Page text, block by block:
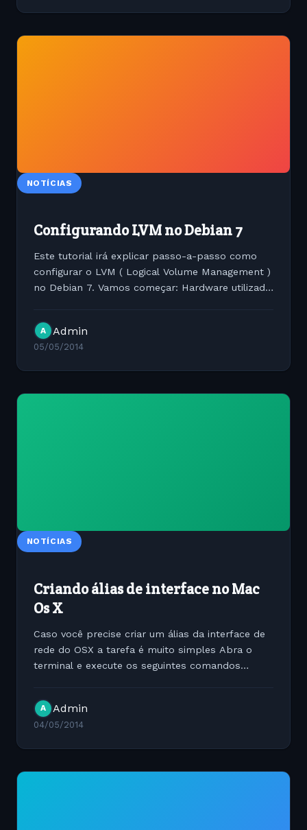
NOTÍCIAS
Configurando LVM no Debian 7
Este tutorial irá explicar passo-a-passo como
configurar o LVM ( Logical Volume Management )
no Debian 7. Vamos começar: Hardware utilizado
necessários lvm2...
A Admin
05/05/2014
NOTÍCIAS
Criando álias de interface no Mac
Os X
Caso você precise criar um álias da interface de
rede do OSX a tarefa é muito simples Abra o
terminal e execute os seguintes comandos
endereço...
A Admin
04/05/2014